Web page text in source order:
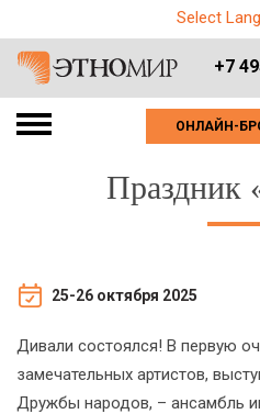
Select
+7
ОНЛАЙН-
Праздник
25-26 октября 2025
Дивали состоялся! В первую
замечательных артистов,
Дружбы народов, – ансамбль